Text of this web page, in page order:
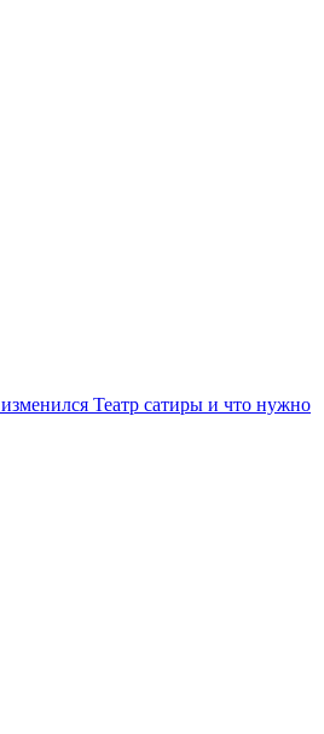
Театр сатиры и что нужно